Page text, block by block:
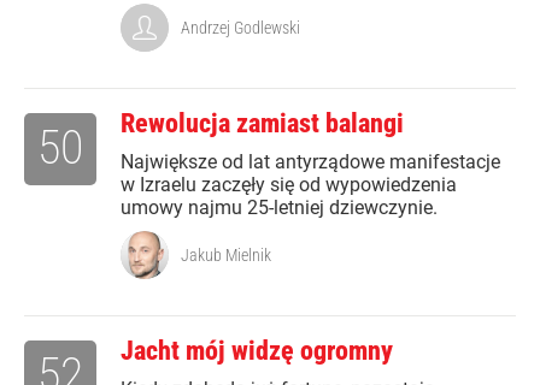
Andrzej Godlewski
Rewolucja zamiast balangi
Największe od lat antyrządowe manifestacje
w Izraelu zaczęły się od wypowiedzenia
umowy najmu 25-letniej dziewczynie.
50
Jakub Mielnik
Jacht mój widzę ogromny